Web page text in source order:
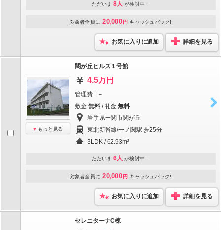
ただいま 8人 が検討中！
対象者全員に 20,000 円 キャッシュバック!
お気に入りに追加 詳細を見る
もっと見る
関が丘ヒルズ１号館
4.5万円
管理費 : －
敷金 無料 / 礼金 無料
岩手県一関市関が丘
東北新幹線/一ノ関駅 歩25分
3LDK / 62.93m²
ただいま 6人 が検討中！
対象者全員に 20,000 円 キャッシュバック!
お気に入りに追加 詳細を見る
セレニターナC棟